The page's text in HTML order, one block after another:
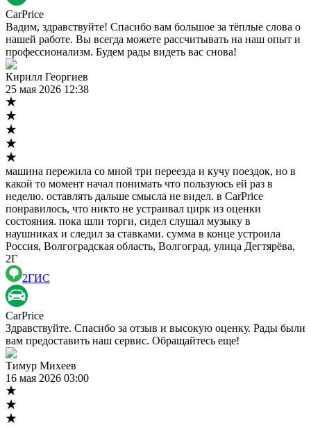
CarPrice
Вадим, здравствуйте! Спасибо вам большое за тёплые слова о
нашей работе. Вы всегда можете рассчитывать на наш опыт и
профессионализм. Будем рады видеть вас снова!
Кирилл Георгиев
25 мая 2026 12:38
машина пережила со мной три переезда и кучу поездок, но в
какой то момент начал понимать что пользуюсь ей раз в
неделю. оставлять дальше смысла не видел. в CarPrice
понравилось, что никто не устраивал цирк из оценки
состояния. пока шли торги, сидел слушал музыку в
наушниках и следил за ставками. сумма в конце устроила
Россия, Волгоградская область, Волгоград, улица Дегтярёва,
2Г
2ГИС
CarPrice
Здравствуйте. Спасибо за отзыв и высокую оценку. Рады были
вам предоставить наш сервис. Обращайтесь еще!
Тимур Михеев
16 мая 2026 03:00